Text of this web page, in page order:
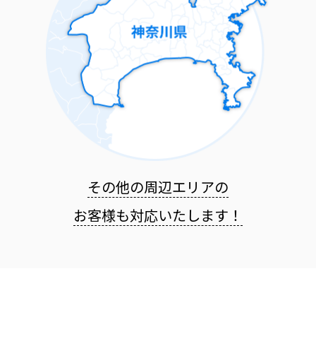
その他の周辺エリアの
お客様も対応いたします！